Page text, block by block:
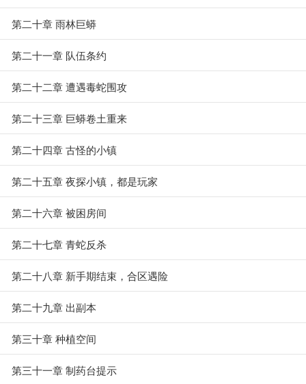
第二十章 雨林巨蟒
第二十一章 队伍条约
第二十二章 遭遇毒蛇围攻
第二十三章 巨蟒卷土重来
第二十四章 古怪的小镇
第二十五章 夜探小镇，都是玩家
第二十六章 被困房间
第二十七章 青蛇反杀
第二十八章 新手期结束，合区遇险
第二十九章 出副本
第三十章 种植空间
第三十一章 制药台提示